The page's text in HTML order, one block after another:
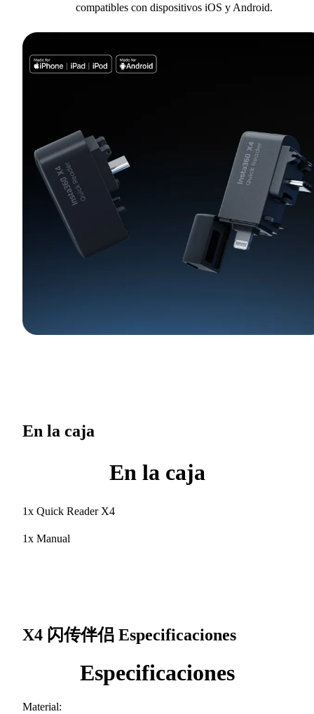
compatibles con dispositivos iOS y Android.
En la caja
En la caja
1x Quick Reader X4
1x Manual
X4 闪传伴侣 Especificaciones
Especificaciones
Material: